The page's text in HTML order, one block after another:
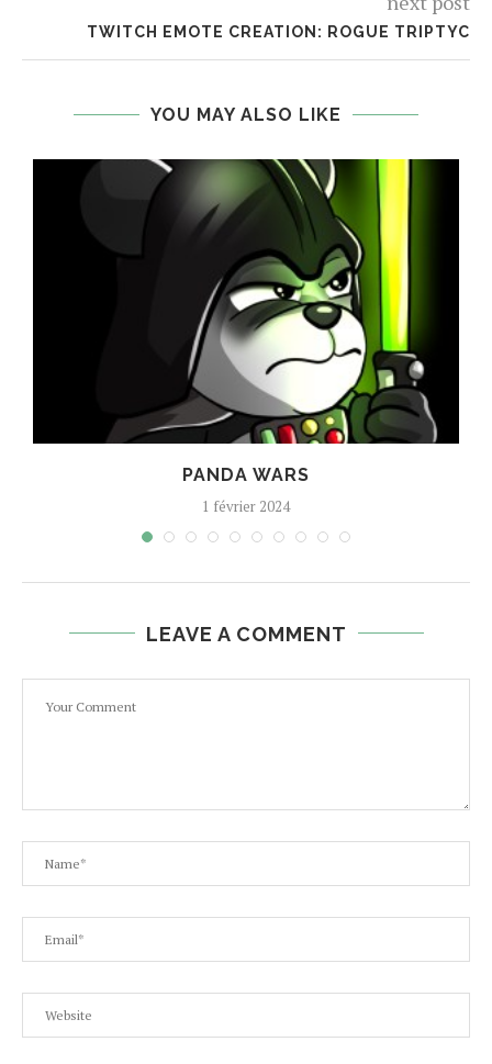
TWITCH EMOTE CREATION: ROGUE TRIPTYC
YOU MAY ALSO LIKE
PANDA WARS
1 février 2024
LEAVE A COMMENT